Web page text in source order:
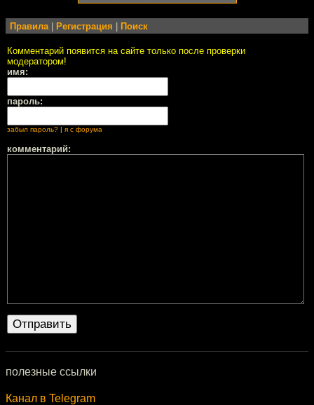
Правила Регистрация Поиск
Комментарий появится на сайте только после проверки
модератором!
имя:
пароль:
забыл пароль? | я с форума
комментарий:
полезные ссылки
Канал в Telegram